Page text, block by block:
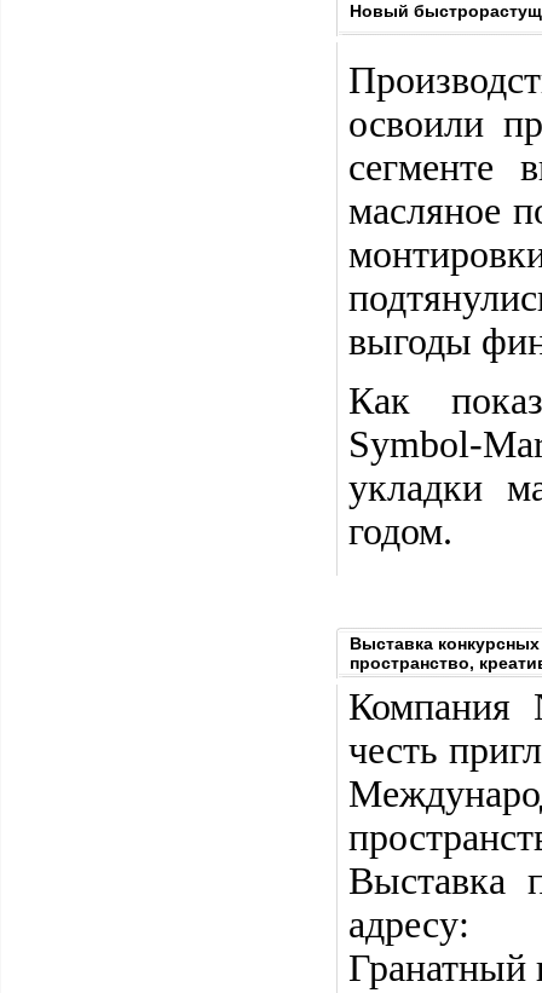
Новый
освоили
сегменте
масляное
выгоды
Как
Symbol-
укладки
годом.
Выставка
пространство,
Компания
честь
Выставка
адресу:
Гранатный